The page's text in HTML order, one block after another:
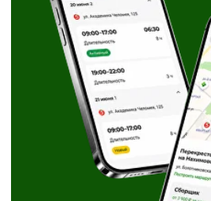
Скачать X5 Jobs
Районы на выбор